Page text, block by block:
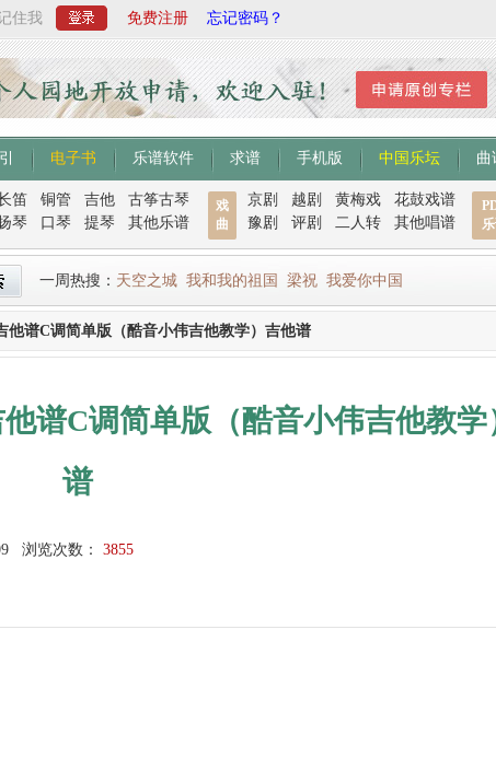
住我 免费注册 忘记密码？
电子书 乐谱软件 求谱 手机版 中国乐坛 曲
笛 铜管 吉他
古筝古琴
琴 口琴 提琴 其他乐谱
戏
曲
京剧 越剧 黄梅戏
花鼓戏谱
豫剧
评剧 二人转 其他唱谱
一周热搜： 天空之城 我和我的祖国 梁祝 我爱你中国
他谱C调简单版（酷音小伟吉他教学）吉他谱
谱C调简单版（酷音小伟吉他教学
谱
浏览次数： 3855